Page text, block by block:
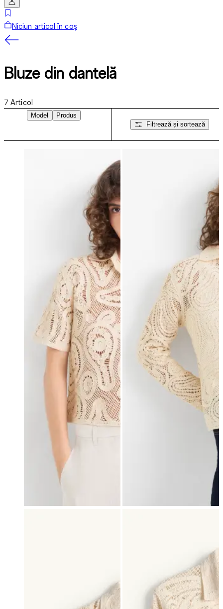
Niciun articol în coș
Bluze din dantelă
7 Articol
Model
Produs
Filtrează și sortează